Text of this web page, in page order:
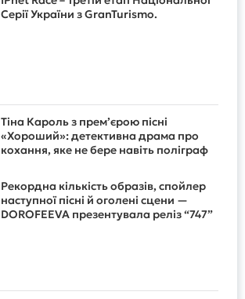
Серії України з GranTurismo.
Тіна Кароль з прем’єрою пісні
«Хороший»: детективна драма про
кохання, яке не бере навіть поліграф
Рекордна кількість образів, спойлер
наступної пісні й оголені сцени —
DOROFEEVA презентувала реліз “747”